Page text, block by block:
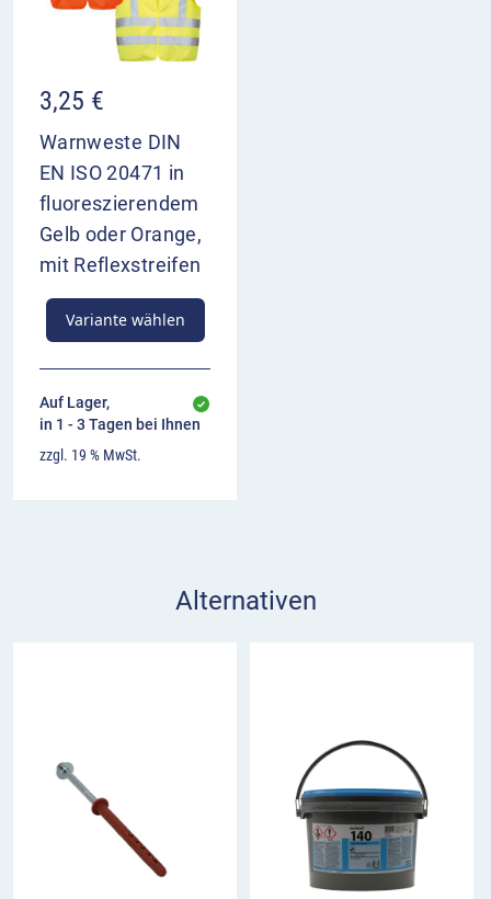
3,25 €
Warnweste DIN
EN ISO 20471 in
fluoreszierendem
Gelb oder Orange,
mit Reflexstreifen
Variante wählen
Auf Lager,
in 1 - 3 Tagen bei Ihnen
zzgl. 19 % MwSt.
Alternativen